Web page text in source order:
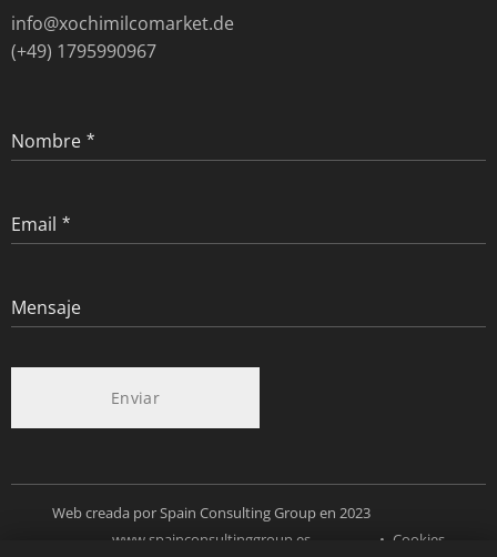
info@xochimilcomarket.de
(+49) 1795990967
Nombre
Email
Mensaje
Enviar
Web creada por Spain Consulting Group en 2023
www.spainconsultinggroup.es
Cookies